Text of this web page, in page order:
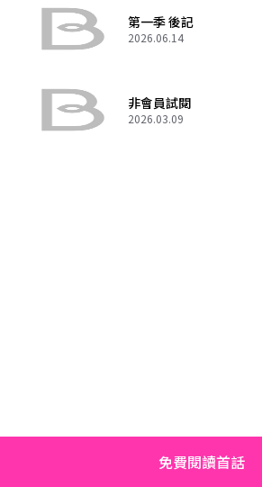
第一季 後記
2026.06.14
非會員試閱
2026.03.09
免費閱讀首話